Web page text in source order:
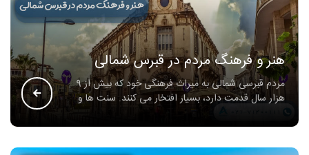
هنر و فرهنگ مردم در قبرس شمالی
مردم قبرسی شمالی به میراث فرهنگی خود که بیش از 9
هزار سال قدمت دارد، بسیار افتخار می کنند. سنت ها و